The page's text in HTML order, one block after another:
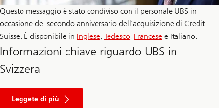
Questo messaggio è stato condiviso con il personale UBS in
occasione del secondo anniversario dell’acquisizione di Credit
Suisse. È disponibile in Inglese, Tedesco, Francese e Italiano.
Informazioni chiave riguardo UBS in
Svizzera
Leggete di più